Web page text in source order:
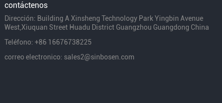
contáctenos
Dirección: Building A Xinsheng Technology Park Yingbin Avenue
West,Xiuquan Street Huadu District Guangzhou Guangdong China
Teléfono: +86 16676738225
correo electronico: sales2@sinbosen.com